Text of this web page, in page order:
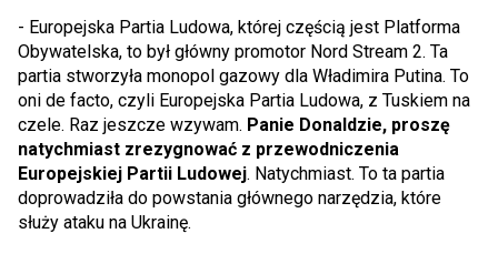
- Europejska Partia Ludowa, której częścią jest Platforma
Obywatelska, to był główny promotor Nord Stream 2. Ta
partia stworzyła monopol gazowy dla Władimira Putina. To
oni de facto, czyli Europejska Partia Ludowa, z Tuskiem na
czele. Raz jeszcze wzywam. Panie Donaldzie, proszę
natychmiast zrezygnować z przewodniczenia
Europejskiej Partii Ludowej. Natychmiast. To ta partia
doprowadziła do powstania głównego narzędzia, które
służy ataku na Ukrainę.